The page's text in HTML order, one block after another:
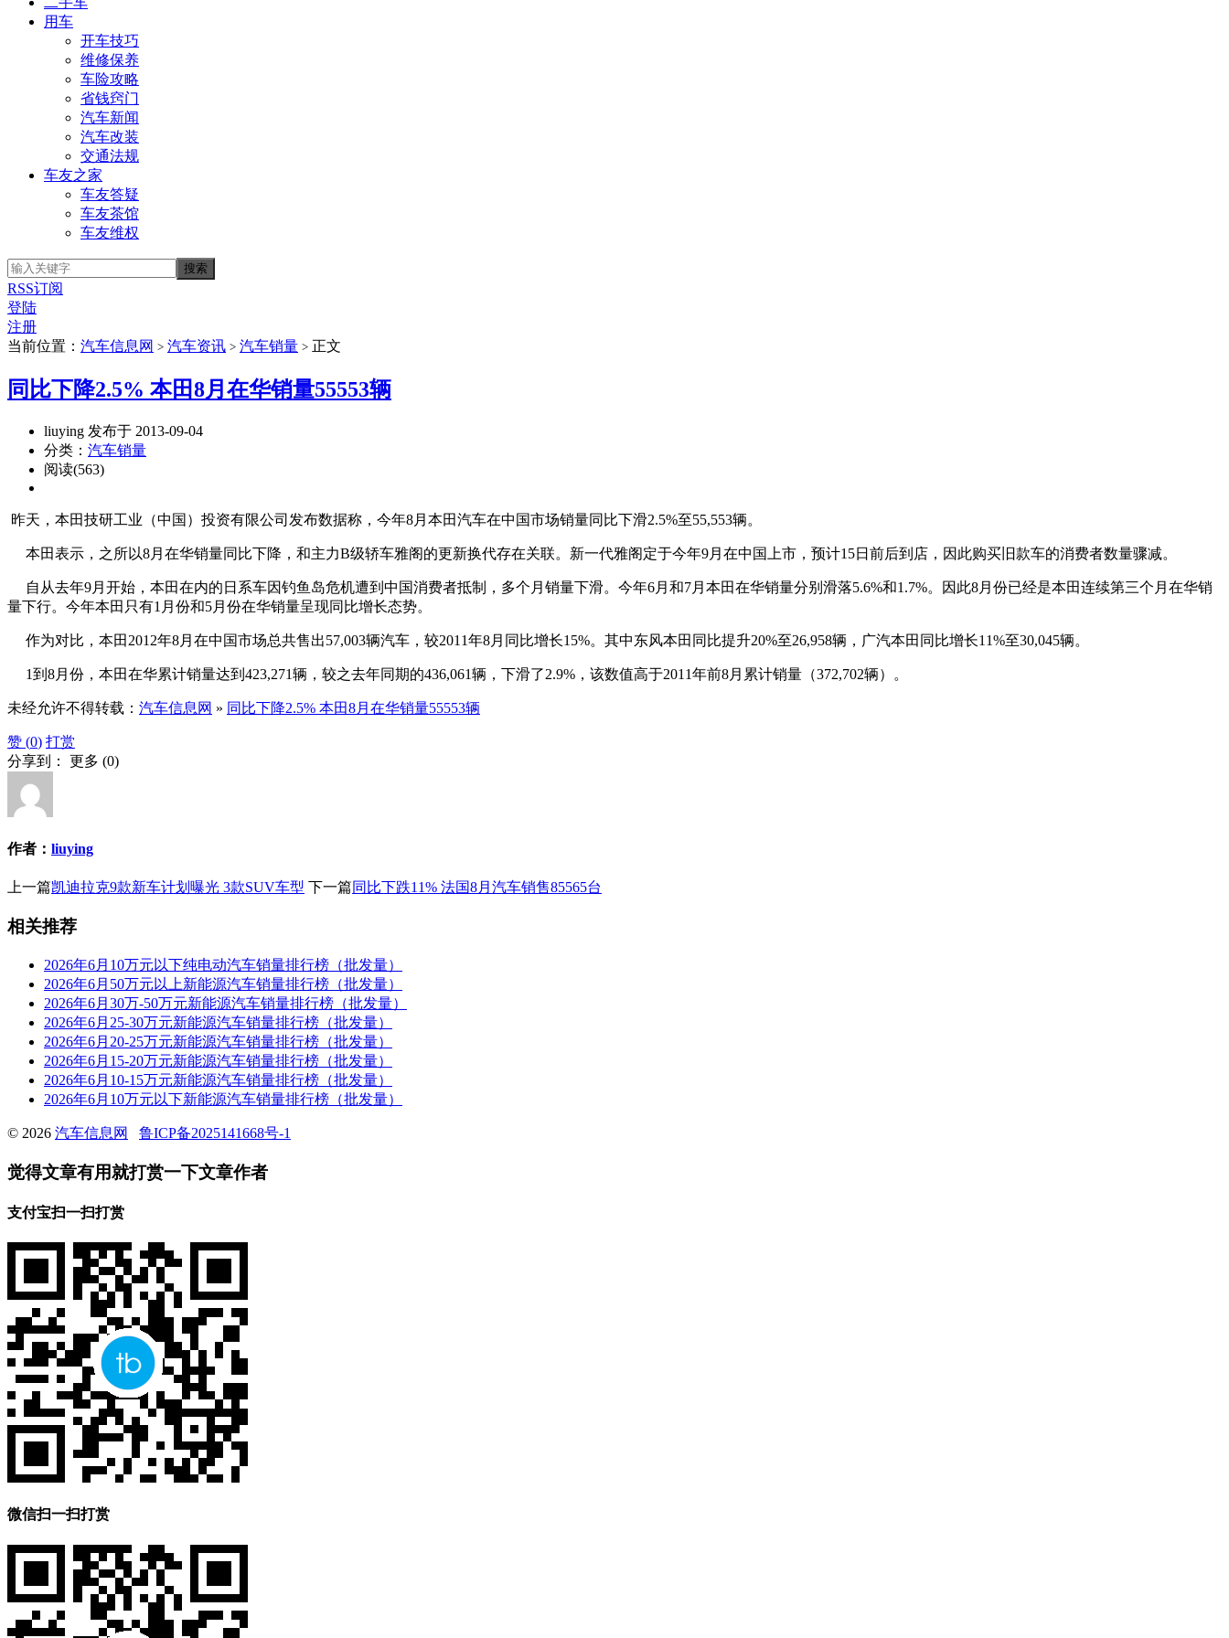
用车
开车技巧
维修保养
车险攻略
省钱窍门
汽车新闻
汽车改装
交通法规
车友之家
车友答疑
车友茶馆
车友维权
RSS订阅
登陆
注册
当前位置： 汽车信息网 > 汽车资讯 > 汽车销量 > 正文
同比下降2.5% 本田8月在华销量55553辆
liuying 发布于 2013-09-04
分类： 汽车销量
阅读(563)
昨天，本田技研工业（中国）投资有限公司发布数据称，今年8月本田汽车在中国市场销量同比下滑2.5%至55,553辆。
本田表示，之所以8月在华销量同比下降，和主力B级轿车雅阁的更新换代存在关联。新一代雅阁定于今年9月在中国上市，预计15日前后到店，因此购买旧款车的消费者数量骤减。
自从去年9月开始，本田在内的日系车因钓鱼岛危机遭到中国消费者抵制，多个月销量下滑。今年6月和7月本田在华销量分别滑落5.6%和1.7%。因此8月份已经是本田连续第三个月在华销
量下行。今年本田只有1月份和5月份在华销量呈现同比增长态势。
作为对比，本田2012年8月在中国市场总共售出57,003辆汽车，较2011年8月同比增长15%。其中东风本田同比提升20%至26,958辆，广汽本田同比增长11%至30,045辆。
1到8月份，本田在华累计销量达到423,271辆，较之去年同期的436,061辆，下滑了2.9%，该数值高于2011年前8月累计销量（372,702辆）。
未经允许不得转载： 汽车信息网 » 同比下降2.5% 本田8月在华销量55553辆
赞 (0) 打赏
分享到： 更多 (0)
作者： liuying
上一篇凯迪拉克9款新车计划曝光 3款SUV车型 下一篇同比下跌11% 法国8月汽车销售85565台
相关推荐
2026年6月10万元以下纯电动汽车销量排行榜（批发量）
2026年6月50万元以上新能源汽车销量排行榜（批发量）
2026年6月30万-50万元新能源汽车销量排行榜（批发量）
2026年6月25-30万元新能源汽车销量排行榜（批发量）
2026年6月20-25万元新能源汽车销量排行榜（批发量）
2026年6月15-20万元新能源汽车销量排行榜（批发量）
2026年6月10-15万元新能源汽车销量排行榜（批发量）
2026年6月10万元以下新能源汽车销量排行榜（批发量）
© 2026 汽车信息网 鲁ICP备2025141668号-1
觉得文章有用就打赏一下文章作者
支付宝扫一扫打赏
微信扫一扫打赏